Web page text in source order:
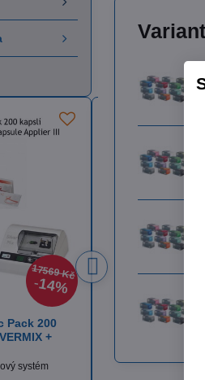
17569 Kč
14%
Pack 200
+
systém
Itena TotalCem